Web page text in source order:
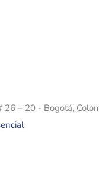
– 20 - Bogotá,